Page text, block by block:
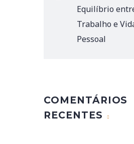
Equilíbrio
Trabalho e
Pessoal
COMENTÁRIOS
RECENTES